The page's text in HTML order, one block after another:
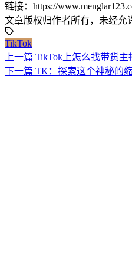
链接：https://
文章版权归作者所有，未经允
TikTok
上一篇 TikTok上怎么找带货
下一篇 TK：探索这个神秘的